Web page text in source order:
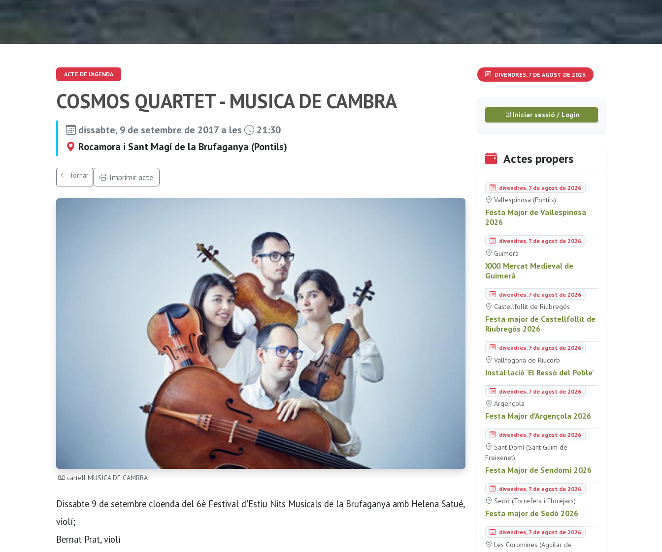
ACTE DE L'AGENDA
COSMOS QUARTET - MUSICA DE CAMBRA
dissabte, 9 de setembre de 2017 a les
21:30
Rocamora i Sant Magí de la Brufaganya (Pontils)
Tornar Imprimir acte
cartell MUSICA DE CAMBRA
Dissabte 9 de setembre cloenda del 6è Festival d'Estiu Nits Musicals de la Brufaganya amb Helena Satué,
violí;
Bernat Prat, violí
DIVENDRES, 7 DE AGOST DE 2026
Iniciar sessió / Login
Actes propers
divendres, 7 de agost de 2026
Vallespinosa (Pontils)
Festa Major de Vallespinosa
2026
divendres, 7 de agost de 2026
Guimerà
XXXI Mercat Medieval de
Guimerà
divendres, 7 de agost de 2026
Castellfollit de Riubregós
Festa major de Castellfollit de
Riubregós 2026
divendres, 7 de agost de 2026
Vallfogona de Riucorb
Instal·lació 'El Ressò del Poble'
divendres, 7 de agost de 2026
Argençola
Festa Major d'Argençola 2026
divendres, 7 de agost de 2026
Sant Domí (Sant Guim de
Freixenet)
Festa Major de Sendomí 2026
divendres, 7 de agost de 2026
Sedó (Torrefeta i Florejacs)
Festa major de Sedó 2026
divendres, 7 de agost de 2026
Les Coromines (Aguilar de